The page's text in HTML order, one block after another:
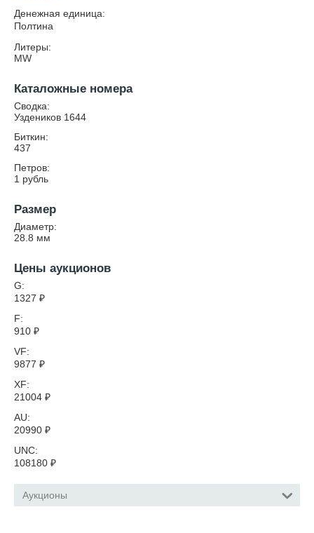
Денежная единица:
Полтина
Литеры:
MW
Каталожные номера
Сводка:
Уздеников 1644
Биткин:
437
Петров:
1 рубль
Размер
Диаметр:
28.8 мм
Цены аукционов
G:
1327 ₽
F:
910 ₽
VF:
9877 ₽
XF:
21004 ₽
AU:
20990 ₽
UNC:
108180 ₽
Аукционы